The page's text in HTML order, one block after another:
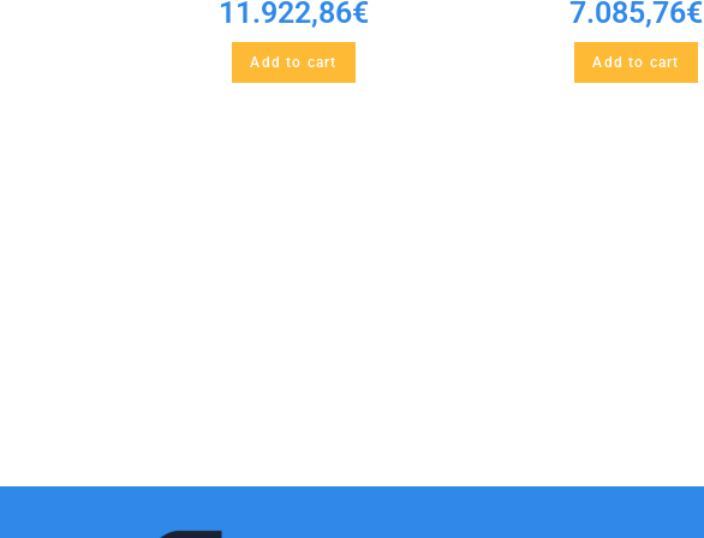
11.922,86€
Add to cart
7.085,76€
Add to cart